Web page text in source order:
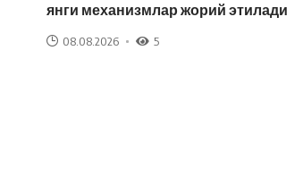
янги механизмлар жорий этилади
08.08.2026 5